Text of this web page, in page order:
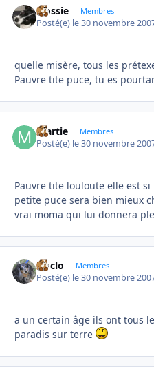
Flossie Membres
Posté(e) le 30 novembre
quelle misère, tous les
Pauvre tite puce, tu es
martie Membres
Posté(e) le 30 novembre
Pauvre tite louloute elle est
petite puce sera bien mieux
vrai moma qui lui donnera
cloclo Membres
Posté(e) le 30 novembre
a un certain âge ils ont tous
paradis sur terre